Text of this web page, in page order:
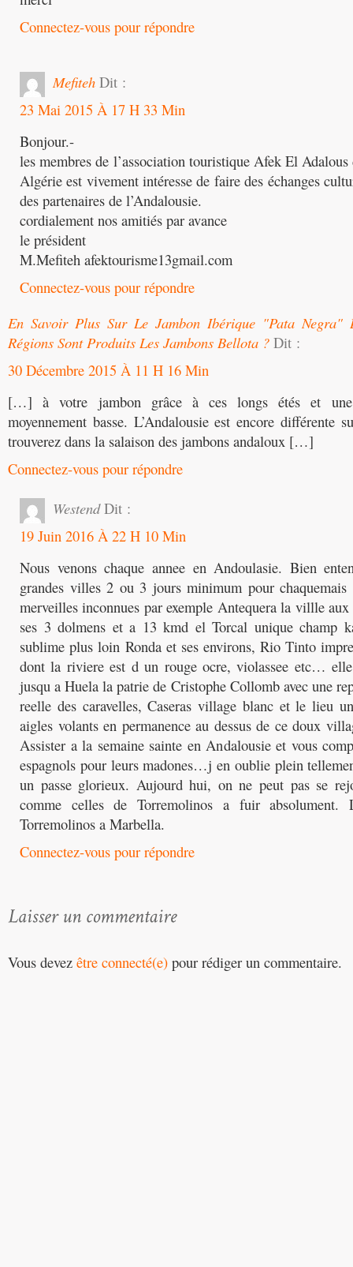
Connectez-vous pour répondre
Mefiteh Dit :
23 Mai 2015 À 17 H 33 Min
Bonjour.-
les membres de l’association touristique Afek El
Algérie est vivement intéresse de faire des échanges
des partenaires de l’Andalousie.
cordialement nos amitiés par avance
le président
M.Mefiteh afektourisme13gmail.com
Connectez-vous pour répondre
En Savoir Plus Sur Le Jambon Ibérique "pata Negra"
Régions Sont Produits Les Jambons Bellota ? Dit :
30 Décembre 2015 À 11 H 16 Min
[…] à votre jambon grâce à ces longs étés et une
moyennement basse. L’Andalousie est encore différente
trouverez dans la salaison des jambons andaloux […]
Connectez-vous pour répondre
Westend Dit :
19 Juin 2016 À 22 H 10 Min
Nous venons chaque annee en Andoulasie. Bien
grandes villes 2 ou 3 jours minimum pour
merveilles inconnues par exemple Antequera la villle
ses 3 dolmens et a 13 kmd el Torcal unique champ
sublime plus loin Ronda et ses environs, Rio Tinto
dont la riviere est d un rouge ocre, violassee etc…
jusqu a Huela la patrie de Cristophe Collomb avec une
reelle des caravelles, Caseras village blanc et le lieu
aigles volants en permanence au dessus de ce doux
Assister a la semaine sainte en Andalousie et vous
espagnols pour leurs madones…j en oublie plein
un passe glorieux. Aujourd hui, on ne peut pas se
comme celles de Torremolinos a fuir
Torremolinos a Marbella.
Connectez-vous pour répondre
Vous devez être connecté(e) pour rédiger un commentaire.